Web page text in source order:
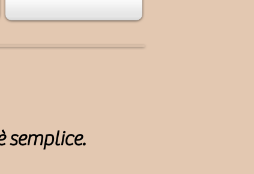
semplice.